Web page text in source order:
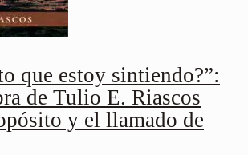
que estoy sintiendo?”:
de Tulio E. Riascos
y el llamado de